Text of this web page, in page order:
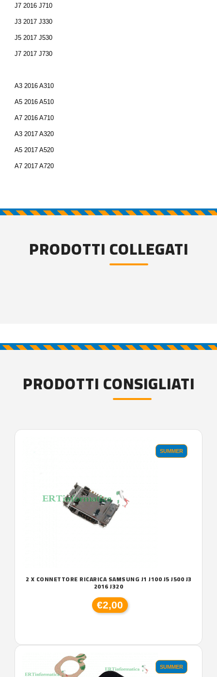
J7 2016 J710
J3 2017 J330
J5 2017 J530
J7 2017 J730
A3 2016 A310
A5 2016 A510
A7 2016 A710
A3 2017 A320
A5 2017 A520
A7 2017 A720
PRODOTTI COLLEGATI
PRODOTTI CONSIGLIATI
SUMMER
2 X CONNETTORE RICARICA SAMSUNG J1 J100 J5 J500 J3
2016 J320
€2,00
SUMMER